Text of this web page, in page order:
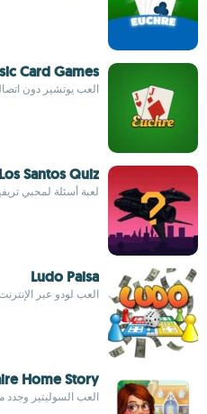
Card Games
العب يوتشير دون
Los Santos Quiz
لعبة أسئلة لمحبي
Ludo Paisa
العب لودو عبر
Home Story
العب السوليتير